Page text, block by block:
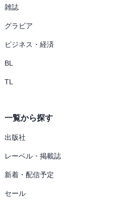
雑誌
グラビア
ビジネス・経済
BL
TL
一覧から探す
出版社
レーベル・掲載誌
新着・配信予定
セール